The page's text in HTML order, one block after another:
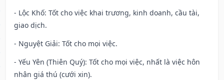
- Lộc Khố: Tốt cho việc khai trương, kinh doanh, cầu tài,
giao dịch.
- Nguyệt Giải: Tốt cho mọi việc.
- Yếu Yên (Thiên Quý): Tốt cho mọi việc, nhất là việc hôn
nhân giá thú (cưới xin).